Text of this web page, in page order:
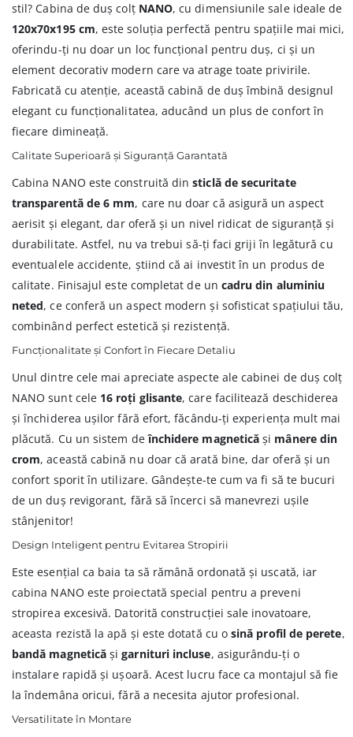
stil? Cabina de duș colț NANO, cu dimensiunile sale ideale de
120x70x195 cm, este soluția perfectă pentru spațiile mai mici,
oferindu-ți nu doar un loc funcțional pentru duș, ci și un
element decorativ modern care va atrage toate privirile.
Fabricată cu atenție, această cabină de duș îmbină designul
elegant cu funcționalitatea, aducând un plus de confort în
fiecare dimineață.
Calitate Superioară și Siguranță Garantată
Cabina NANO este construită dinsticlă de securitate
transparentă de 6 mm, care nu doar că asigură un aspect
aerisit și elegant, dar oferă și un nivel ridicat de siguranță și
durabilitate. Astfel, nu va trebui să-ți faci griji în legătură cu
eventualele accidente, știind că ai investit în un produs de
calitate. Finisajul este completat de un cadru din aluminiu
neted, ce conferă un aspect modern și sofisticat spațiului tău,
combinând perfect estetică și rezistență.
Funcționalitate și Confort în Fiecare Detaliu
Unul dintre cele mai apreciate aspecte ale cabinei de duș colț
NANO sunt cele 16 roți glisante, care facilitează deschiderea
și închiderea ușilor fără efort, făcându-ți experiența mult mai
plăcută. Cu un sistem deînchidere magnetică și mânere din
crom, această cabină nu doar că arată bine, dar oferă și un
confort sporit în utilizare. Gândește-te cum va fi să te bucuri
de un duș revigorant, fără să încerci să manevrezi ușile
stânjenitor!
Design Inteligent pentru Evitarea Stropirii
Este esențial ca baia ta să rămână ordonată și uscată, iar
cabina NANO este proiectată special pentru a preveni
stropirea excesivă. Datorită construcției sale inovatoare,
aceasta rezistă la apă și este dotată cu osină profil de perete,
bandă magnetică șigarnituri incluse, asigurându-ți o
instalare rapidă și ușoară. Acest lucru face ca montajul să fie
la îndemâna oricui, fără a necesita ajutor profesional.
Versatilitate în Montare